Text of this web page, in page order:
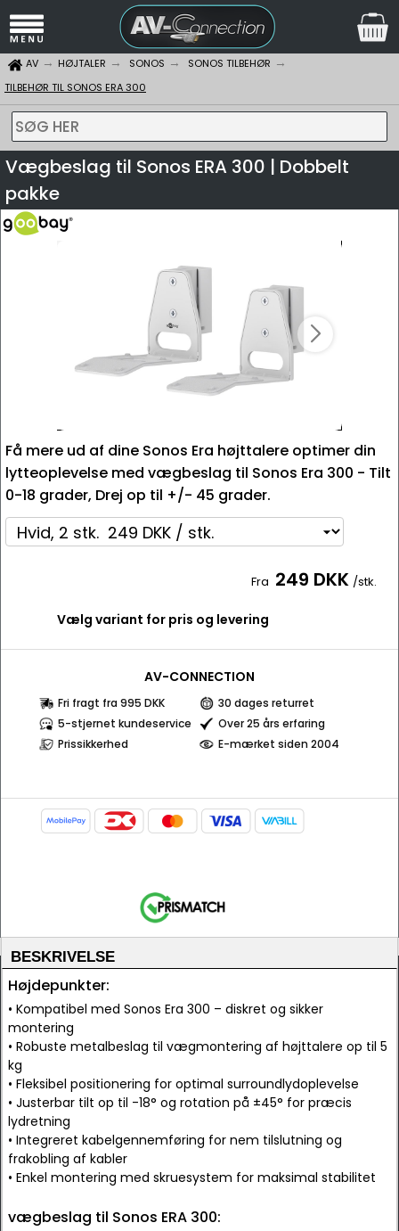
AV HØJTALER SONOS
SONOS TILBEHØR
TILBEHØR TIL SONOS ERA 300
SØG HER
Vægbeslag til Sonos ERA 300 | Dobbelt
pakke
Få mere ud af dine Sonos Era højttalere optimer din
lytteoplevelse med vægbeslag til Sonos Era 300 - Tilt
0-18 grader, Drej op til +/- 45 grader.
Fra 249 DKK /stk.
Vælg variant for pris og levering
AV-CONNECTION
Fri fragt fra 995 DKK
30 dages returret
5-stjernet kundeservice
Over 25 års erfaring
Prissikkerhed
E-mærket siden 2004
BESKRIVELSE
Højdepunkter:
• Kompatibel med Sonos Era 300 – diskret og sikker
montering
• Robuste metalbeslag til vægmontering af højttalere op til 5
kg
• Fleksibel positionering for optimal surroundlydoplevelse
• Justerbar tilt op til -18° og rotation på ±45° for præcis
lydretning
• Integreret kabelgennemføring for nem tilslutning og
frakobling af kabler
• Enkel montering med skruesystem for maksimal stabilitet
vægbeslag til Sonos ERA 300: